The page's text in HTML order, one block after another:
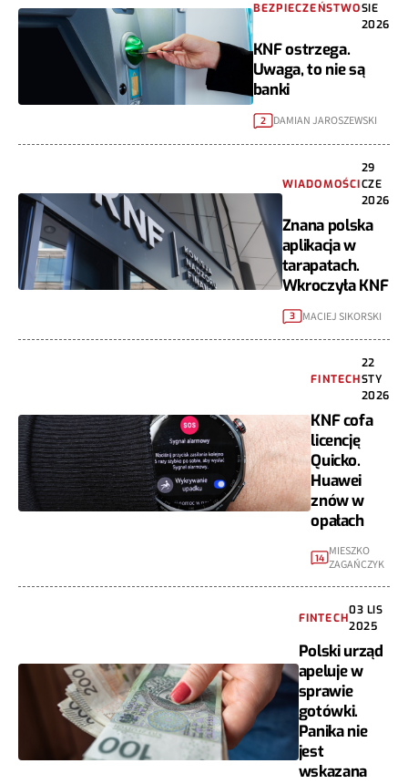
BEZPIECZEŃSTWOSIE
2026
KNF ostrzega.
Uwaga, to nie są
banki
2 DAMIAN JAROSZEWSKI
WIADOMOŚCI
29
CZE
2026
Znana polska
aplikacja w
tarapatach.
Wkroczyła KNF
3 MACIEJ SIKORSKI
FINTECH
22
STY
2026
KNF cofa
licencję
Quicko.
Huawei
znów w
opałach
14 MIESZKO
ZAGAŃCZYK
FINTECH
03 LIS
2025
Polski urząd
apeluje w
sprawie
gotówki.
Panika nie
jest
wskazana